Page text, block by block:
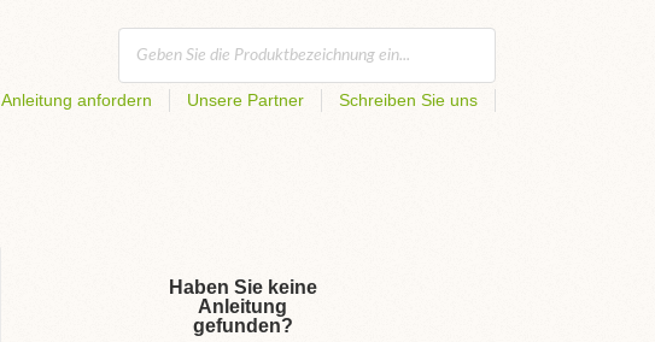
Anleitung anfordern Unsere Partner Schreiben Sie uns
Haben Sie keine
Anleitung
gefunden?